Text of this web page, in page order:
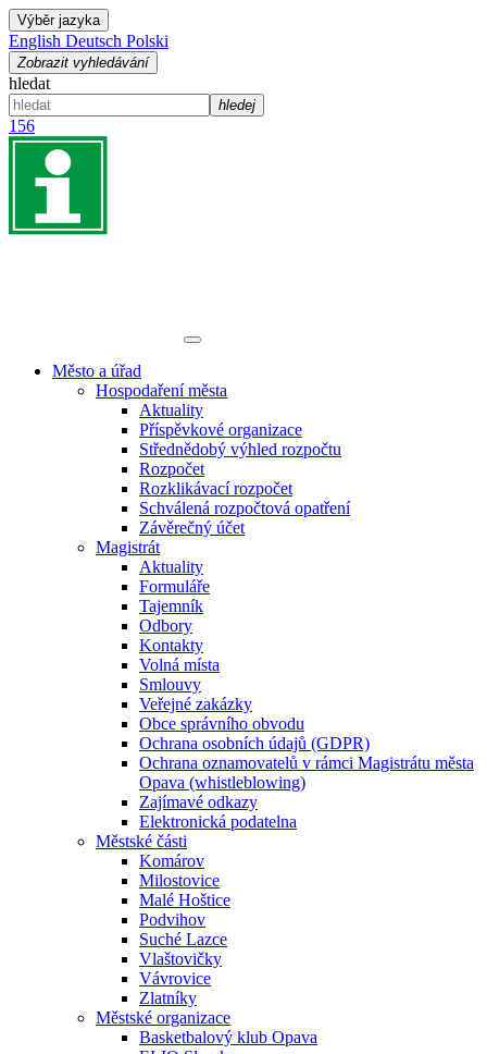
Výběr jazyka
English Deutsch Polski
Zobrazit vyhledávání
hledat
hledej
156
Město a úřad
Hospodaření města
Aktuality
Příspěvkové organizace
Střednědobý výhled rozpočtu
Rozpočet
Rozklikávací rozpočet
Schválená rozpočtová opatření
Závěrečný účet
Magistrát
Aktuality
Formuláře
Tajemník
Odbory
Kontakty
Volná místa
Smlouvy
Veřejné zakázky
Obce správního obvodu
Ochrana osobních údajů (GDPR)
Ochrana oznamovatelů v rámci Magistrátu města
Opava (whistleblowing)
Zajímavé odkazy
Elektronická podatelna
Městské části
Komárov
Milostovice
Malé Hoštice
Podvihov
Suché Lazce
Vlaštovičky
Vávrovice
Zlatníky
Městské organizace
Basketbalový klub Opava